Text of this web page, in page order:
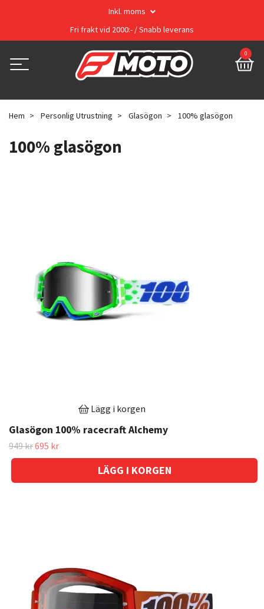
Inkl. moms
Fri frakt vid 2000:- / Snabb leverans
0
Hem Personlig Utrustning Glasögon 100% glasögon
100% glasögon
Lägg i korgen
Glasögon 100% racecraft Alchemy
949 kr695 kr